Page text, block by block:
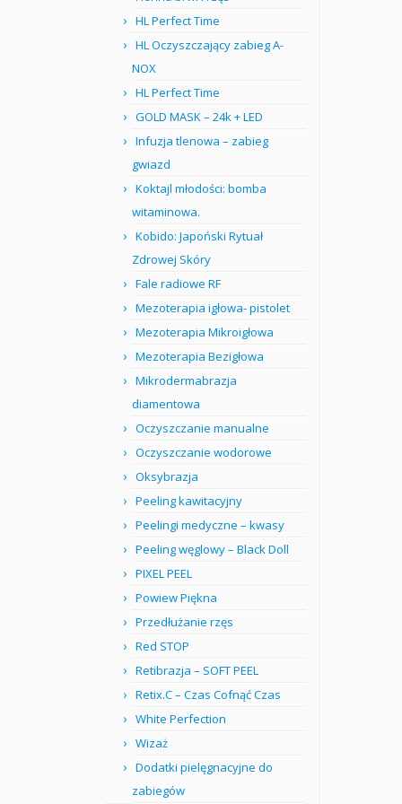
HL Perfect Time
HL Oczyszczający zabieg A-
NOX
HL Perfect Time
GOLD MASK – 24k + LED
Infuzja tlenowa – zabieg
gwiazd
Koktajl młodości: bomba
witaminowa.
Kobido: Japoński Rytuał
Zdrowej Skóry
Fale radiowe RF
Mezoterapia igłowa- pistolet
Mezoterapia Mikroigłowa
Mezoterapia Bezigłowa
Mikrodermabrazja
diamentowa
Oczyszczanie manualne
Oczyszczanie wodorowe
Oksybrazja
Peeling kawitacyjny
Peelingi medyczne – kwasy
Peeling węglowy – Black Doll
PIXEL PEEL
Powiew Piękna
Przedłużanie rzęs
Red STOP
Retibrazja – SOFT PEEL
Retix.C – Czas Cofnąć Czas
White Perfection
Wizaż
Dodatki pielęgnacyjne do
zabiegów